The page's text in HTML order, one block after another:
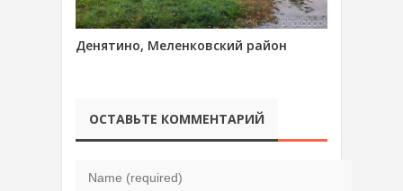
Денятино, Меленковский район
ОСТАВЬТЕ КОММЕНТАРИЙ